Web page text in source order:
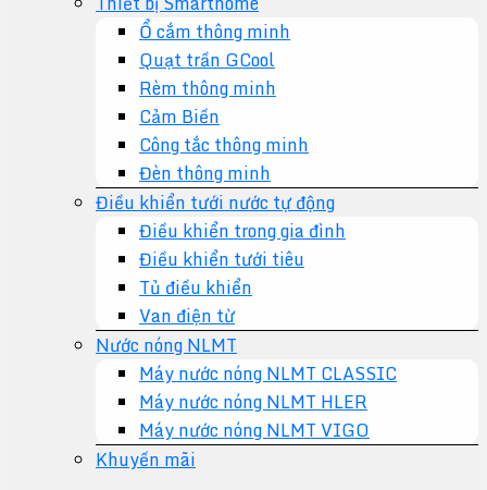
Ổ cắm thông minh
Quạt trần GCool
Rèm thông minh
Cảm Biến
Công tắc thông minh
Đèn thông minh
Điều khiển tưới nước tự động
Điều khiển trong gia đình
Điều khiển tưới tiêu
Tủ điều khiển
Van điện từ
Nước nóng NLMT
Máy nước nóng NLMT CLASSIC
Máy nước nóng NLMT HLER
Máy nước nóng NLMT VIGO
Khuyến mãi